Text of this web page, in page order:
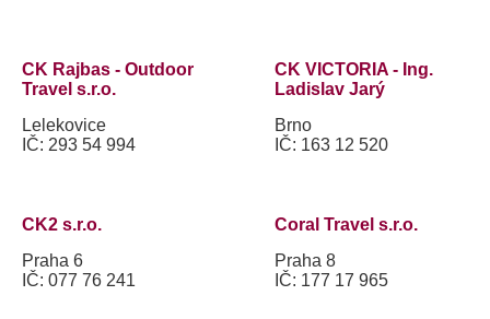
CK Rajbas - Outdoor
Travel s.r.o.
Lelekovice
IČ: 293 54 994
CK VICTORIA - Ing.
Ladislav Jarý
Brno
IČ: 163 12 520
CK2 s.r.o.
Praha 6
IČ: 077 76 241
Coral Travel s.r.o.
Praha 8
IČ: 177 17 965